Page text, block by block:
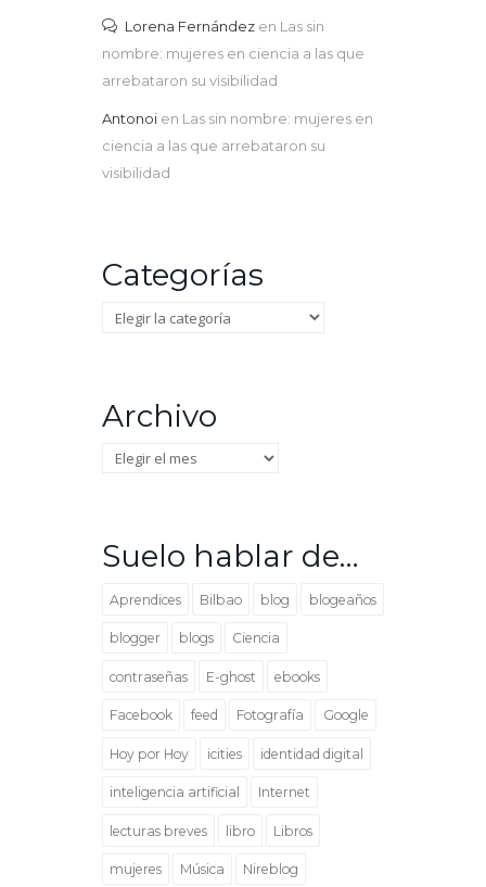
Lorena Fernández en Las sin
nombre: mujeres en ciencia a las que
arrebataron su visibilidad
Antonoi en Las sin nombre: mujeres en
ciencia a las que arrebataron su
visibilidad
Categorías
Categorías
Archivo
Archivo
Suelo hablar de…
Aprendices Bilbao blog blogeaños
blogger blogs Ciencia
contraseñas E-ghost ebooks
Facebook feed Fotografía Google
Hoy por Hoy icities identidad digital
inteligencia artificial Internet
lecturas breves libro Libros
mujeres Música Nireblog